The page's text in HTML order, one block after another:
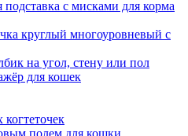
с мисками для корма
круглый многоуровневый с
на угол, стену или пол
для кошек
полем для кошки